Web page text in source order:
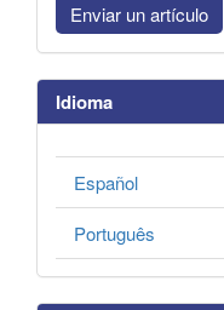
Enviar un artículo
Idioma
Español
Português